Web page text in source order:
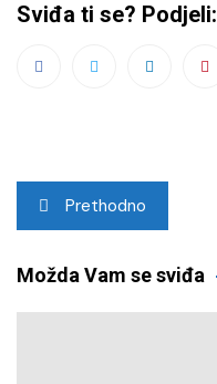
Sviđa ti se? Podjeli:
Navigacija
objava
Prethodno
Možda Vam se sviđa